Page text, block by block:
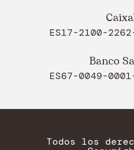
ES17-2100-
Banco
ES67-0049-
Todos los